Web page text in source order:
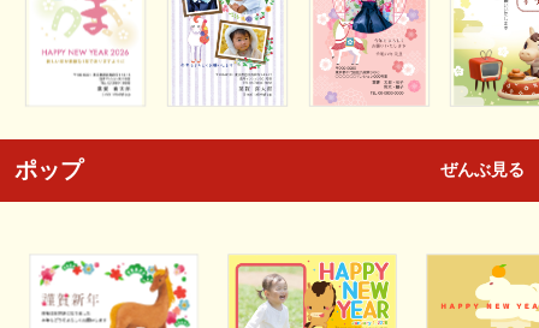
ポップ ぜんぶ見る